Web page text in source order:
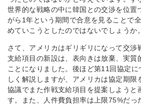
世界的な戦略の中に韓国との交渉を位置
がら1年という期間で合意を見ることで
めていこうとしたのではないでしょうか。
さて、アメリカはギリギリになって交渉
支給項目の新設は、表向きは放棄、実質
ことになりました。後ほど第11回協定
しく解説しますが、アメリカは協定期限
協議でまた作戦支給項目を提案しようと
す。また、人件費負担率は上限75%だっ